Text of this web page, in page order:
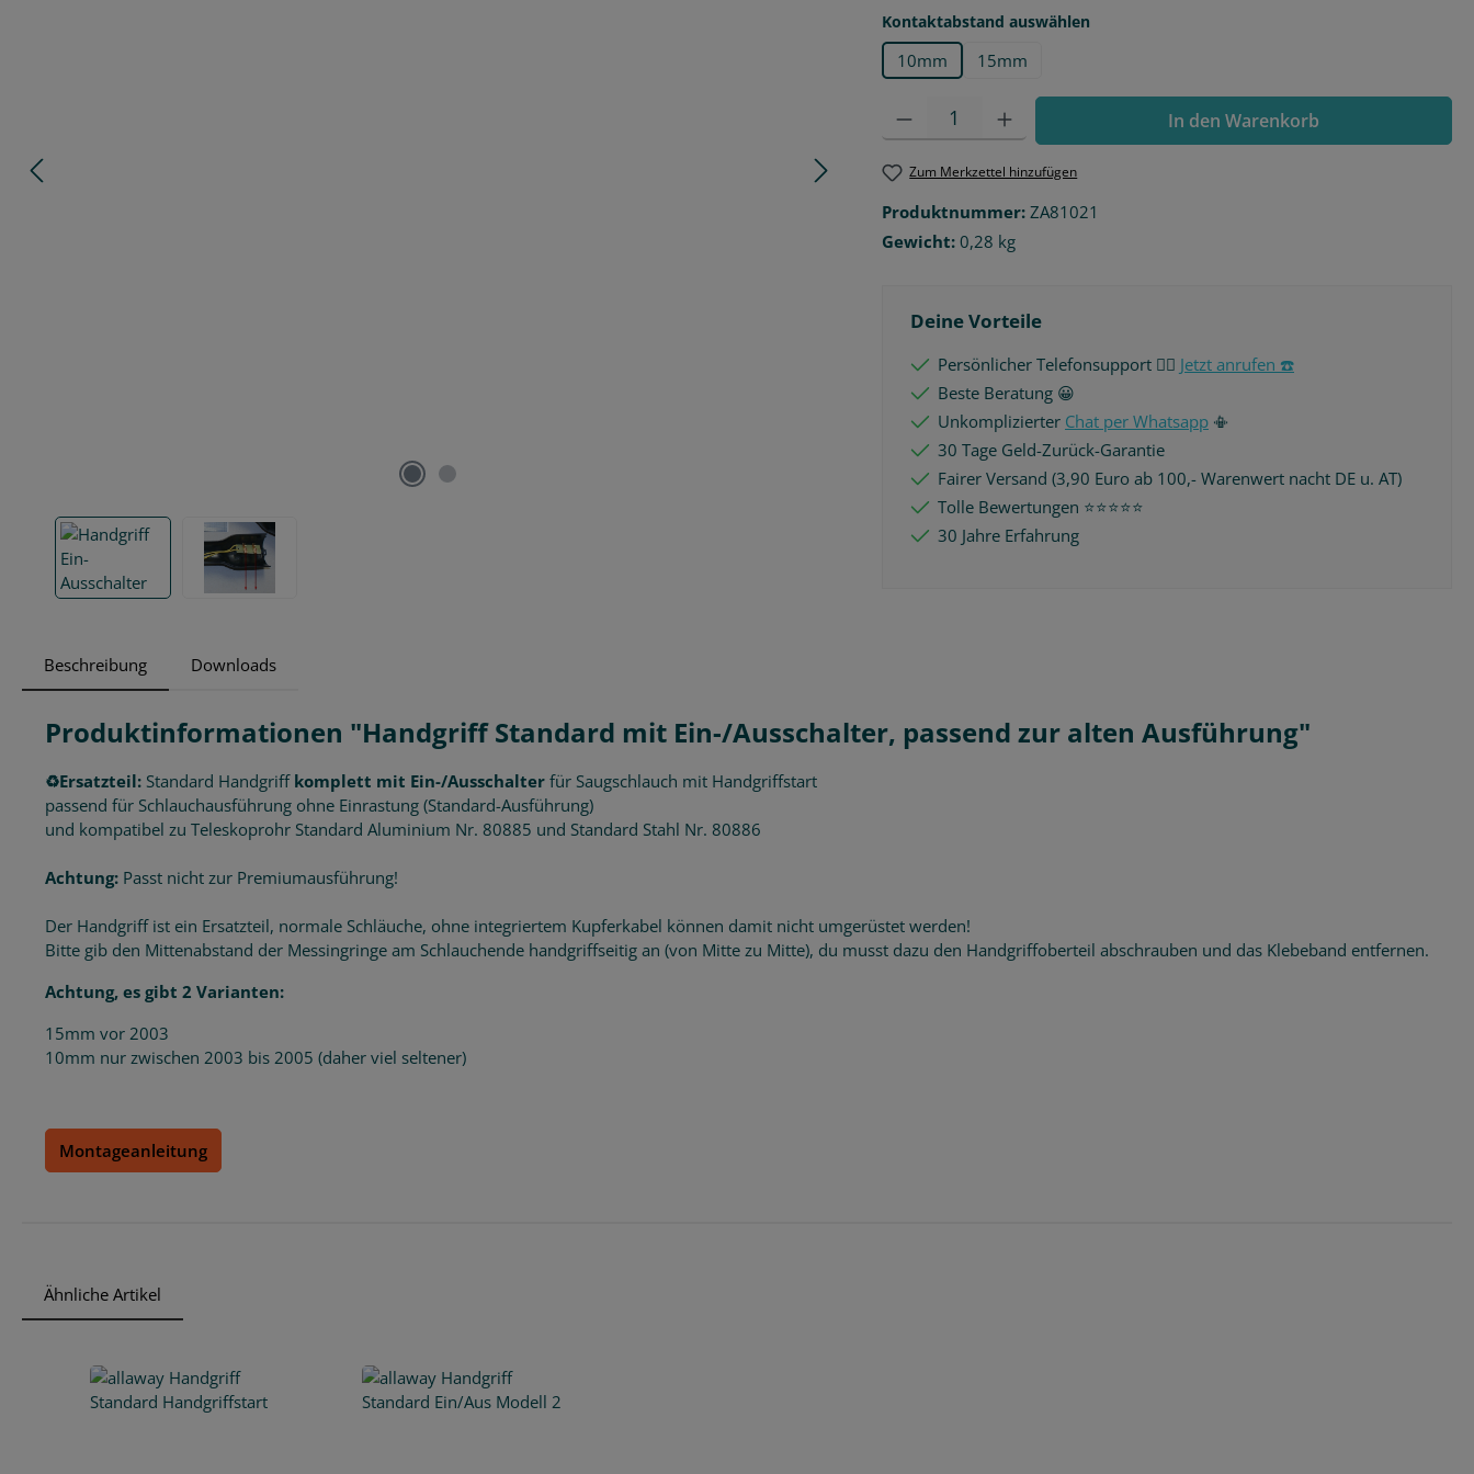
Kontaktabstand auswählen
10mm 15mm
Produkt Anzahl: Gib den gewünschten Wert ein oder benutze die
In den Warenkorb
Zum Merkzettel hinzufügen
Produktnummer: ZA81021
Gewicht: 0,28 kg
Deine Vorteile
Persönlicher Telefonsupport 🙋‍♂️ Jetzt anrufen ☎️
Beste Beratung 😀
Unkomplizierter Chat per Whatsapp 📳
30 Tage Geld-Zurück-Garantie
Fairer Versand (3,90 Euro ab 100,- Warenwert nacht DE u. AT)
Tolle Bewertungen ⭐️⭐️⭐️⭐️⭐️
30 Jahre Erfahrung
Beschreibung Downloads
Produktinformationen "Handgriff Standard mit Ein-/Ausschalter, passend zur alten Ausführung"
♻️Ersatzteil: Standard Handgriff komplett mit Ein-/Ausschalter für Saugschlauch mit Handgriffstart
passend für Schlauchausführung ohne Einrastung (Standard-Ausführung)
und kompatibel zu Teleskoprohr Standard Aluminium Nr. 80885 und Standard Stahl Nr. 80886
Achtung: Passt nicht zur Premiumausführung!
Der Handgriff ist ein Ersatzteil, normale Schläuche, ohne integriertem Kupferkabel können damit nicht umgerüstet werden!
Bitte gib den Mittenabstand der Messingringe am Schlauchende handgriffseitig an (von Mitte zu Mitte), du musst dazu den Handgriffoberteil abschrauben und das Klebeband entfernen.
Achtung, es gibt 2 Varianten:
15mm vor 2003
10mm nur zwischen 2003 bis 2005 (daher viel seltener)
Montageanleitung
Ähnliche Artikel